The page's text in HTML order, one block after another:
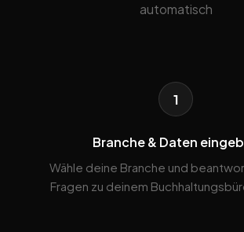
automatisch
1
Branche & Daten
Wähle deine Branche und
Fragen zu deinem